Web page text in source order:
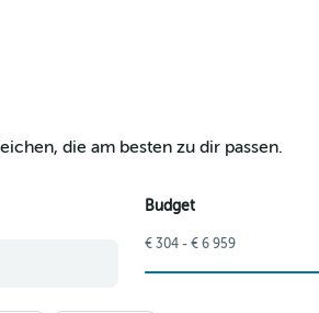
die am besten zu dir passen.
Budget
€ 304 - € 6 959